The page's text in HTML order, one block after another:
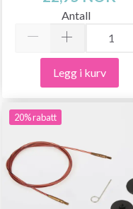
Antall
Legg i kurv
20% rabatt